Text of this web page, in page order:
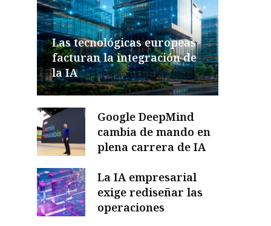
Las tecnológicas europeas
facturan la integración de
la IA
Google DeepMind
cambia de mando en
plena carrera de IA
La IA empresarial
exige rediseñar las
operaciones